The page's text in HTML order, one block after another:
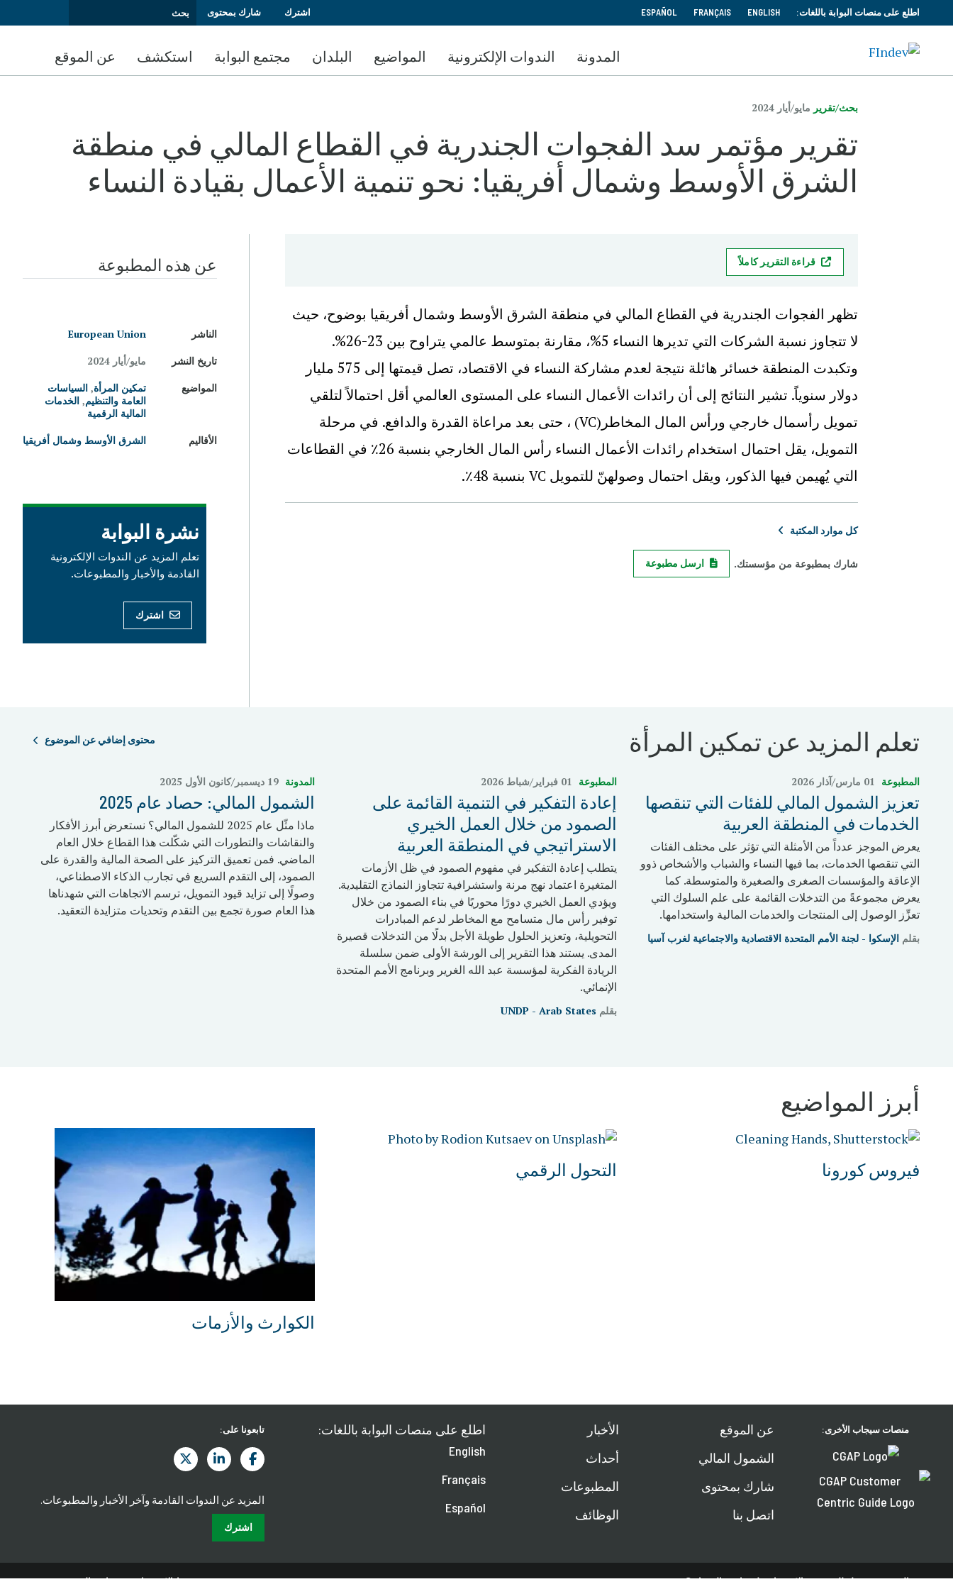
إلى
الرئيسي
اطلع على منصات البوابة باللغات: ENGLISH
FRANÇAIS
ESPAÑOL اشترك شارك بمحتوى
المدونة الندوات الإلكترونية المواضيع البلدان مجتمع البوابة استكشف عن الموقع
بحث/تقرير مايو/‏أيار 2024
تقرير مؤتمر سد الفجوات الجندرية في القطاع المالي في منطقة
الشرق الأوسط وشمال أفريقيا: نحو تنمية الأعمال بقيادة النساء
قراءة التقرير كاملاً
تظهر الفجوات الجندرية في القطاع المالي في منطقة الشرق الأوسط وشمال أفريقيا بوضوح، حيث
لا تتجاوز نسبة الشركات التي تديرها النساء 5%، مقارنة بمتوسط عالمي يتراوح بين 23-26%.
وتكبدت المنطقة خسائر هائلة نتيجة لعدم مشاركة النساء في الاقتصاد، تصل قيمتها إلى 575 مليار
دولار سنوياً. تشير النتائج إلى أن رائدات الأعمال النساء على المستوى العالمي أقل احتمالاً لتلقي
تمويل رأسمال خارجي ورأس المال المخاطر (VC) ، حتى بعد مراعاة القدرة والدافع. في مرحلة
التمويل، يقل احتمال استخدام رائدات الأعمال النساء رأس المال الخارجي بنسبة 26٪ في القطاعات
التي يُهيمن فيها الذكور، ويقل احتمال وصولهنّ للتمويل VC بنسبة 48٪ .
كل موارد المكتبة
شارك بمطبوعة من مؤسستك. ارسل مطبوعة
عن هذه المطبوعة
الناشر
European Union
تاريخ النشر
مايو/‏أيار 2024
المواضيع
تمكين المرأة, السياسات
العامة والتنظيم, الخدمات
المالية الرقمية
الأقاليم
الشرق الأوسط وشمال أفريقيا
نشرة البوابة
تعلم المزيد عن الندوات الإلكترونية
القادمة والأخبار والمطبوعات.
اشترك
تعلم المزيد عن تمكين المرأة محتوى إضافي عن الموضوع
المطبوعة 01 مارس/آذار 2026
تعزيز الشمول المالي للفئات التي تنقصها
الخدمات في المنطقة العربية
يعرض الموجز عدداً من الأمثلة التي تؤثر على مختلف الفئات
التي تنقصها الخدمات، بما فيها النساء والشباب والأشخاص ذوو
الإعاقة والمؤسسات الصغرى والصغيرة والمتوسطة. كما
يعرض مجموعةً من التدخلات القائمة على علم السلوك التي
تعزِّز الوصول إلى المنتجات والخدمات المالية واستخدامها.
بقلم الإسكوا - لجنة الأمم المتحدة الاقتصادية والاجتماعية لغرب آسيا
المطبوعة 01 فبراير/شباط 2026
إعادة التفكير في التنمية القائمة على
الصمود من خلال العمل الخيري
الاستراتيجي في المنطقة العربية
يتطلب إعادة التفكير في مفهوم الصمود في ظل الأزمات
المتغيرة اعتماد نهج مرنة واستشرافية تتجاوز النماذج التقليدية.
ويؤدي العمل الخيري دورًا محوريًا في بناء الصمود من خلال
توفير رأس مال متسامح مع المخاطر لدعم المبادرات
التحويلية، وتعزيز الحلول طويلة الأجل بدلًا من التدخلات قصيرة
المدى. يستند هذا التقرير إلى الورشة الأولى ضمن سلسلة
الريادة الفكرية لمؤسسة عبد الله الغرير وبرنامج الأمم المتحدة
الإنمائي.
بقلم UNDP - Arab States
المدونة 19 ديسمبر/كانون الأول 2025
الشمول المالي: حصاد عام 2025
ماذا مثّل عام 2025 للشمول المالي؟ نستعرض أبرز الأفكار
والنقاشات والتطورات التي شكّلت هذا القطاع خلال العام
الماضي. فمن تعميق التركيز على الصحة المالية والقدرة على
الصمود، إلى التقدم السريع في تجارب الذكاء الاصطناعي،
وصولًا إلى تزايد قيود التمويل، ترسم الاتجاهات التي شهدناها
هذا العام صورة تجمع بين التقدم وتحديات متزايدة التعقيد.
أبرز المواضيع
فيروس كورونا التحول الرقمي
الكوارث والأزمات
منصات سيجاب الأخرى:
عن الموقع
الشمول المالي
شارك بمحتوى
اتصل بنا
الأخبار
أحداث
المطبوعات
الوظائف
اطلع على منصات البوابة باللغات:
English
Français
Español
تابعونا على:
المزيد عن الندوات القادمة وآخر الأخبار والمطبوعات.
اشترك
جميع الحقوق محفوظة للمجموعة الاستشارية لمساعدة الفقراء © 2026 CGAP. شروط الاستخدام سياسة الخصوصية